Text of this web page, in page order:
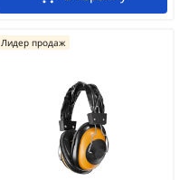
Лидер продаж